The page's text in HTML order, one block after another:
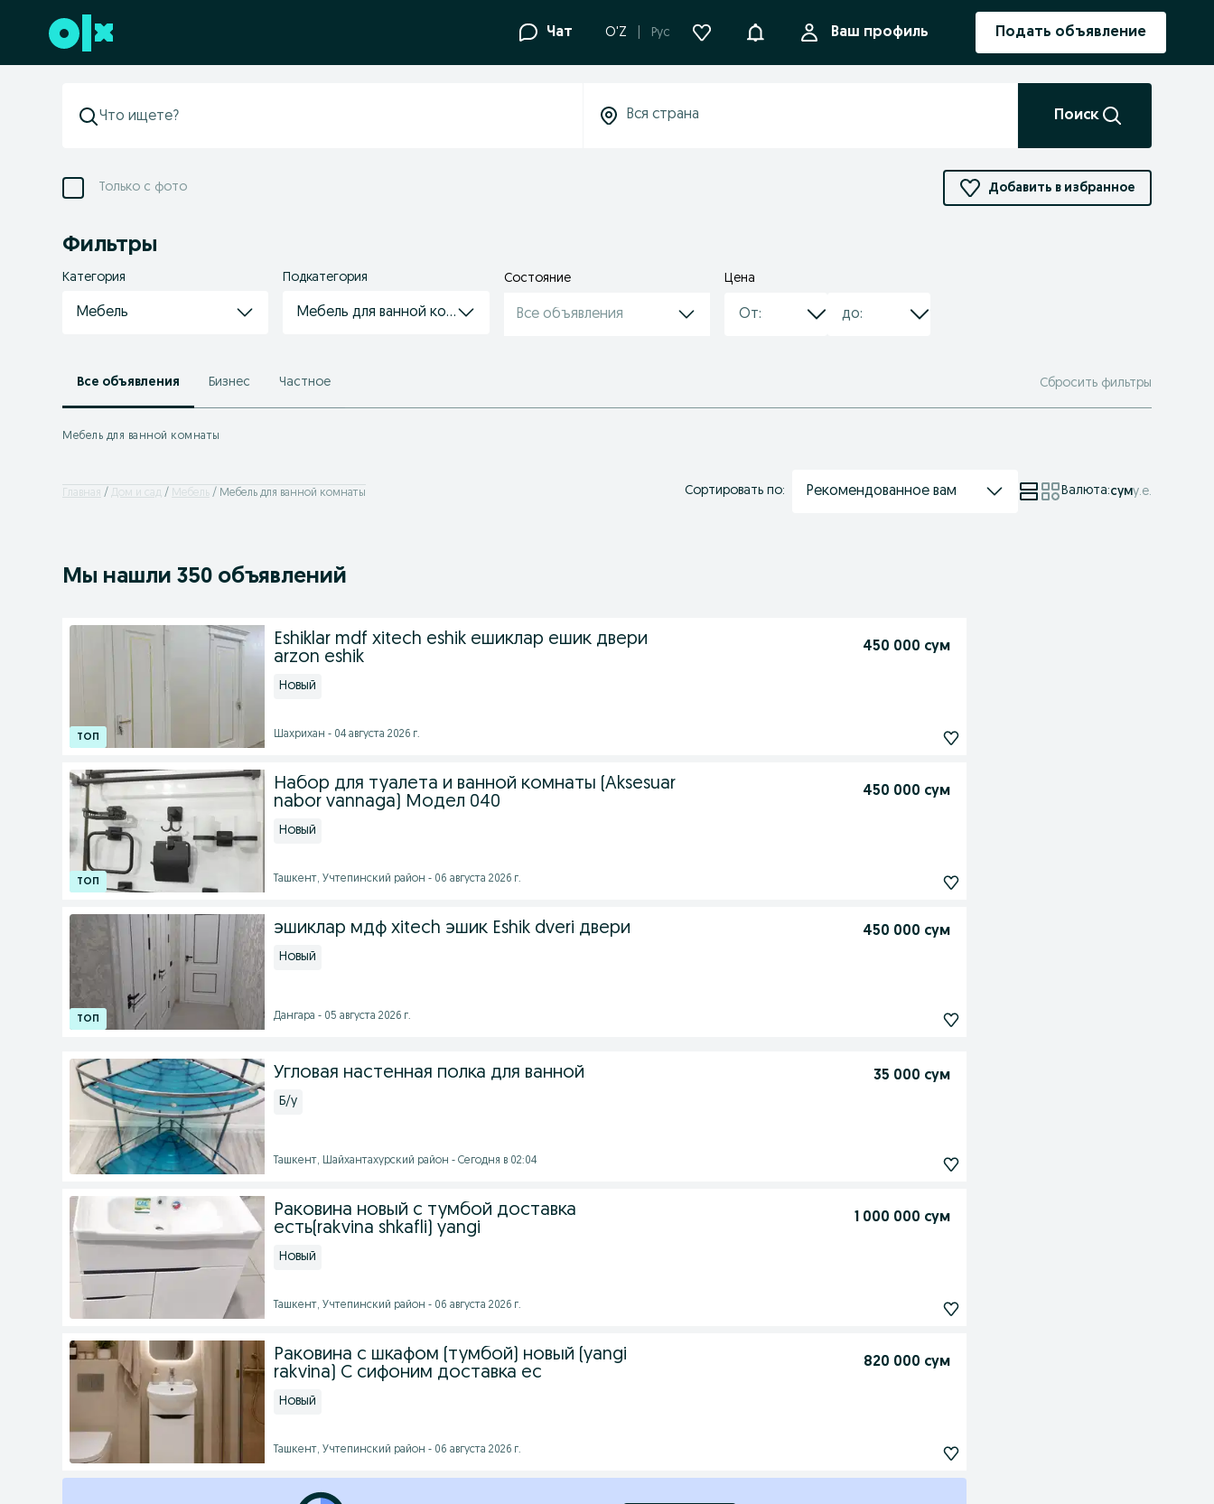
Перейти к нижнему колонтитулу Чат O'Z Рус УведомленияВаш профиль Подать объявление
Поиск
Только с фото Добавить в избранное
Фильтры
Категория
Мебель
Подкатегория
Мебель для ванной комнаты
Состояние
Все объявления
Цена
Все объявления Бизнес Частное Сбросить фильтры
Мебель для ванной комнаты
Главная Дом и сад Мебель Мебель для ванной комнаты Сортировать по: Рекомендованное вам Валюта:суму.е.
Мы нашли 350 объявлений
Eshiklar mdf xitech eshik ешиклар ешик двери
arzon eshik
450 000 сум
Новый
Шахрихан - 04 августа 2026 г.
Набор для туалета и ванной комнаты (Aksesuar
nabor vannaga) Модел 040
450 000 сум
Новый
Ташкент, Учтепинский район - 06 августа 2026 г.
эшиклар мдф xitech эшик Eshik dveri двери 450 000 сум
Новый
Дангара - 05 августа 2026 г.
Угловая настенная полка для ванной 35 000 сум
Б/у
Ташкент, Шайхантахурский район - Сегодня в 02:04
Раковина новый с тумбой доставка
есть(rakvina shkafli) yangi
1 000 000 сум
Новый
Ташкент, Учтепинский район - 06 августа 2026 г.
Раковина с шкафом (тумбой) новый (yangi
rakvina) С сифоним доставка ес
820 000 сум
Новый
Ташкент, Учтепинский район - 06 августа 2026 г.